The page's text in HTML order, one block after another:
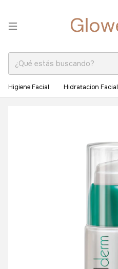
Higiene Facial Hidratacion Facial